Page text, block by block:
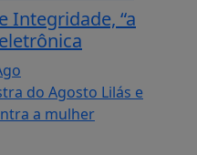
Integridade, “a